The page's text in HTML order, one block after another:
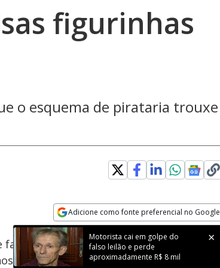
figurinhas
o esquema de pirataria trouxe
Adicione como fonte preferencial no Google
Opens in new window
Motorista cai em golpe do
falso leilão e perde
aproximadamente R$ 8 mil
Velocidade
fabricação e venda de figurinhas
foi identificada em locais noRio de